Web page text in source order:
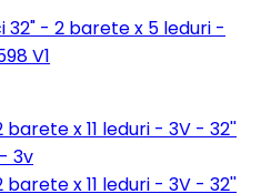
- 2 barete x 5 leduri -
V1